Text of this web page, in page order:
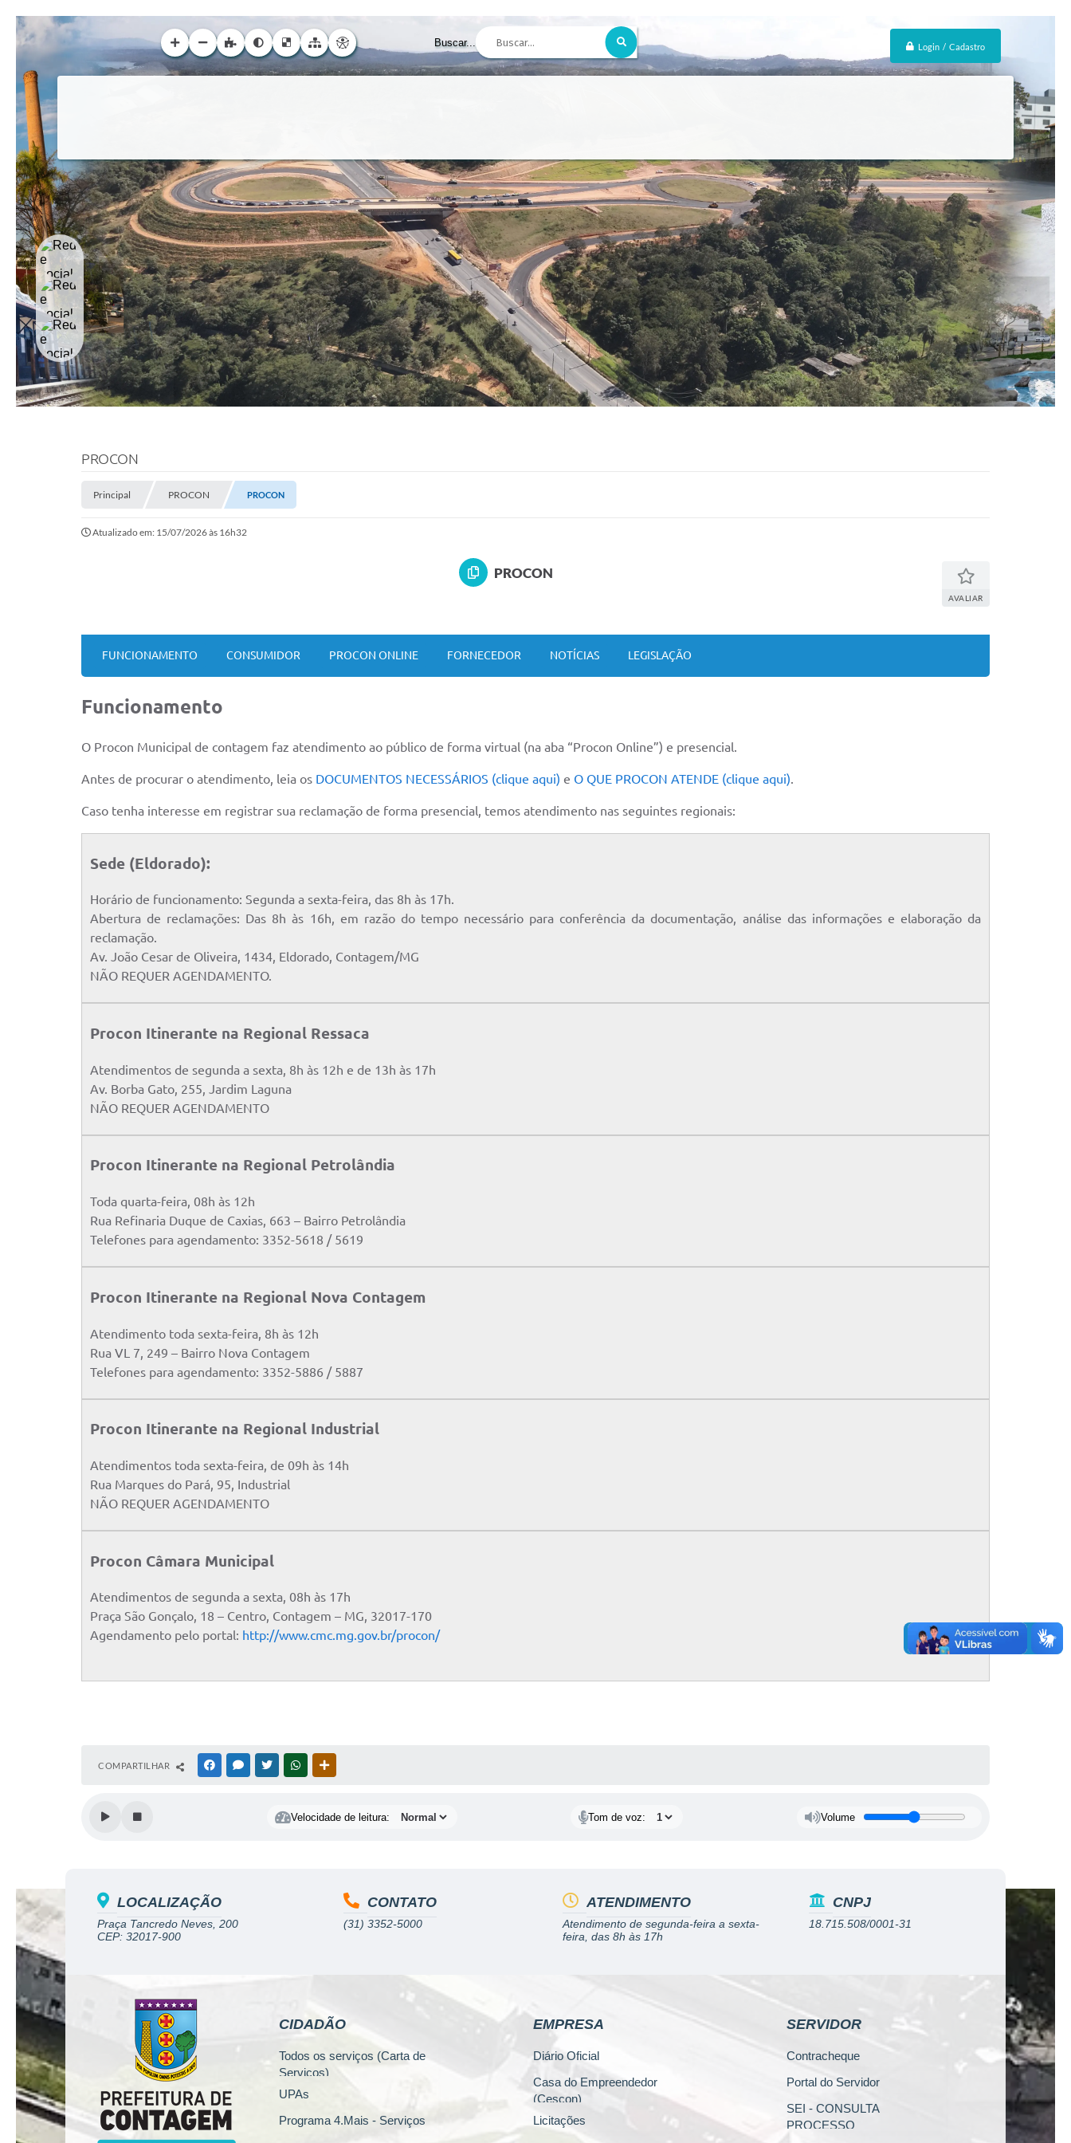
Login / Cadastro
Buscar...
PROCON
Principal PROCON PROCON
Atualizado em: 15/07/2026 às 16h32
PROCON
AVALIAR
FUNCIONAMENTO CONSUMIDOR PROCON ONLINE FORNECEDOR NOTÍCIAS LEGISLAÇÃO
Funcionamento
O Procon Municipal de contagem faz atendimento ao público de forma virtual (na aba “Procon Online”) e presencial.
Antes de procurar o atendimento, leia os DOCUMENTOS NECESSÁRIOS (clique aqui) e O QUE PROCON ATENDE (clique aqui).
Caso tenha interesse em registrar sua reclamação de forma presencial, temos atendimento nas seguintes regionais:
Sede (Eldorado):
Horário de funcionamento: Segunda a sexta-feira, das 8h às 17h.
Abertura de reclamações: Das 8h às 16h, em razão do tempo necessário para conferência da documentação, análise das informações e elaboração da
reclamação.
Av. João Cesar de Oliveira, 1434, Eldorado, Contagem/MG
NÃO REQUER AGENDAMENTO.
Procon Itinerante na Regional Ressaca
Atendimentos de segunda a sexta, 8h às 12h e de 13h às 17h
Av. Borba Gato, 255, Jardim Laguna
NÃO REQUER AGENDAMENTO
Procon Itinerante na Regional Petrolândia
Toda quarta-feira, 08h às 12h
Rua Refinaria Duque de Caxias, 663 – Bairro Petrolândia
Telefones para agendamento: 3352-5618 / 5619
Procon Itinerante na Regional Nova Contagem
Atendimento toda sexta-feira, 8h às 12h
Rua VL 7, 249 – Bairro Nova Contagem
Telefones para agendamento: 3352-5886 / 5887
Procon Itinerante na Regional Industrial
Atendimentos toda sexta-feira, de 09h às 14h
Rua Marques do Pará, 95, Industrial
NÃO REQUER AGENDAMENTO
Procon Câmara Municipal
Atendimentos de segunda a sexta, 08h às 17h
Praça São Gonçalo, 18 – Centro, Contagem – MG, 32017-170
Agendamento pelo portal: http://www.cmc.mg.gov.br/procon/
COMPARTILHAR FACEBOOKMESSENGER
TWITTERWHATSAPP
Velocidade de leitura: Tom de voz: Volume
LOCALIZAÇÃO
Praça Tancredo Neves, 200
CEP: 32017-900
CONTATO
(31) 3352-5000
ATENDIMENTO
Atendimento de segunda-feira a sexta-
feira, das 8h às 17h
CNPJ
18.715.508/0001-31
CIDADÃO
Todos os serviços (Carta de
Serviços)
UPAs
Programa 4.Mais - Serviços
EMPRESA
Diário Oficial
Casa do Empreendedor
(Cescon)
Licitações
SERVIDOR
Contracheque
Portal do Servidor
SEI - CONSULTA
PROCESSO